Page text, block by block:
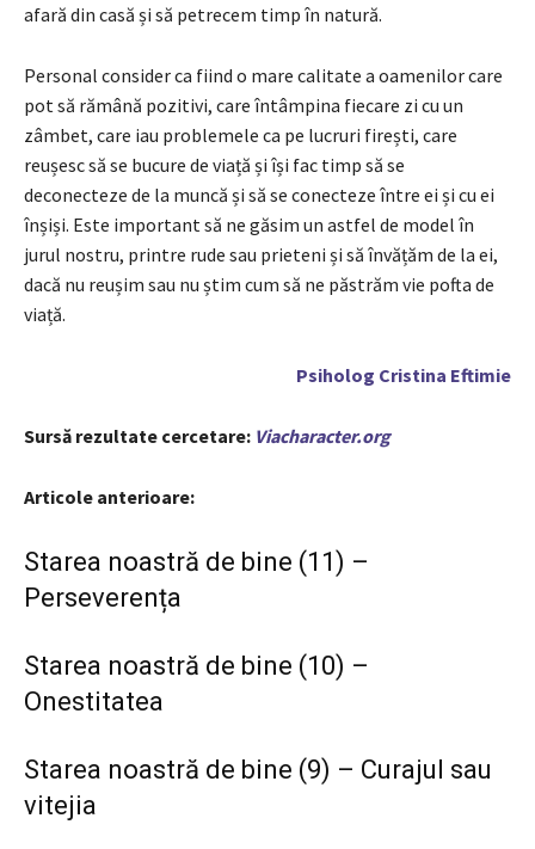
afară din casă și să petrecem timp în natură.
Personal consider ca fiind o mare calitate a oamenilor care
pot să rămână pozitivi, care întâmpina fiecare zi cu un
zâmbet, care iau problemele ca pe lucruri firești, care
reușesc să se bucure de viață și își fac timp să se
deconecteze de la muncă și să se conecteze între ei și cu ei
înșiși. Este important să ne găsim un astfel de model în
jurul nostru, printre rude sau prieteni și să învățăm de la ei,
dacă nu reușim sau nu știm cum să ne păstrăm vie pofta de
viață.
Psiholog Cristina Eftimie
Sursă rezultate cercetare: Viacharacter.org
Articole anterioare:
Starea noastră de bine (11) –
Perseverența
Starea noastră de bine (10) –
Onestitatea
Starea noastră de bine (9) – Curajul sau
vitejia